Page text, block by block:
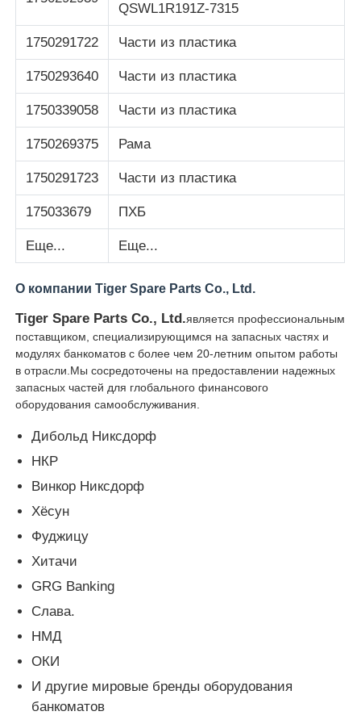
Glory NMD Запчасти для банкоматов
Части для банкоматов OKI
Genmega ATM
Купюроприемник
Сортировщик банкнот
счетчик счета
Принтер карты
Пост-машина
Запасные части для банкоматов
Банкомат
QSWL1R191Z-7315
1750291722 Части из пластика
1750293640 Части из пластика
1750339058 Части из пластика
1750269375 Рама
1750291723 Части из пластика
175033679 ПХБ
Еще... Еще...
О компании Tiger Spare Parts Co., Ltd.
Tiger Spare Parts Co., Ltd.является профессиональным
поставщиком, специализирующимся на запасных частях и
модулях банкоматов с более чем 20-летним опытом работы
в отрасли.Мы сосредоточены на предоставлении надежных
запасных частей для глобального финансового
оборудования самообслуживания.
Дибольд Никсдорф
НКР
Винкор Никсдорф
Хёсун
Фуджицу
Хитачи
GRG Banking
Слава.
НМД
ОКИ
И другие мировые бренды оборудования
банкоматов